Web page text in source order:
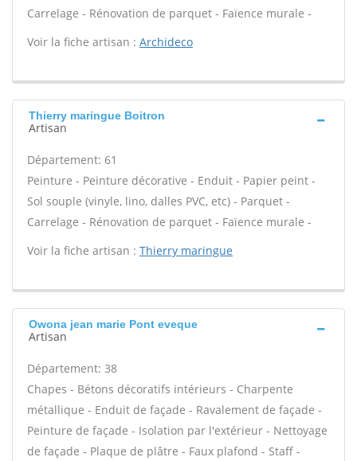
Carrelage - Rénovation de parquet - Faïence murale -
Voir la fiche artisan : Archideco
Thierry maringue Boitron
Artisan
Département: 61
Peinture - Peinture décorative - Enduit - Papier peint -
Sol souple (vinyle, lino, dalles PVC, etc) - Parquet -
Carrelage - Rénovation de parquet - Faïence murale -
Voir la fiche artisan : Thierry maringue
Owona jean marie Pont eveque
Artisan
Département: 38
Chapes - Bétons décoratifs intérieurs - Charpente
métallique - Enduit de façade - Ravalement de façade -
Peinture de façade - Isolation par l'extérieur - Nettoyage
de façade - Plaque de plâtre - Faux plafond - Staff -